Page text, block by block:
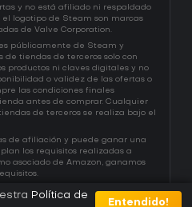
y no está afiliado ni respaldado
logotipo de Steam son marcas
de Valve Corporation.
públicamente de Steam y
de tiendas de terceros solo con
productos ni claves digitales y no
o validez de las ofertas o
las condiciones finales
antes de comprar. Cualquier
de terceros se realiza bajo el
de afiliación y puede ganar una
los requisitos realizadas a
asociado de Amazon, ganamos
Política de
Entendido!